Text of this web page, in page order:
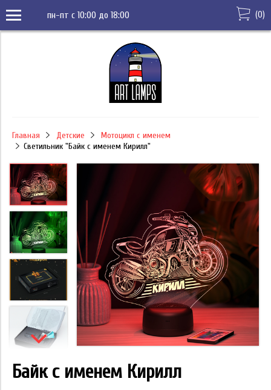
пн-пт с 10:00 до 18:00 (0)
Главная Детские
Мотоцикл с именем
Светильник "Байк с именем Кирилл"
Байк с именем Кирилл